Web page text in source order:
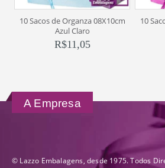
10 Sacos de Organza 08X10cm
Azul Claro
R$11,05
10
A Empresa
© Lazzo Embalagens, desde 1975. Todos